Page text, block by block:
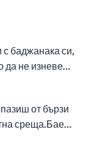
баджанака си,
не изневе…
от бързи
среща.Бае…